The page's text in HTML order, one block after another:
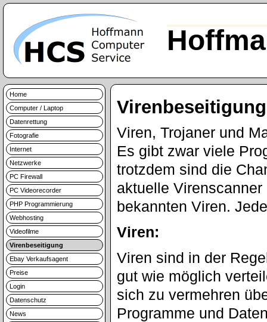
Home
Computer / Laptop
Datenrettung
Fotografie
Internet
Netzwerke
PC Firewall
PC Videorecorder
PHP Programmierung
Webhosting
Videofilme
Virenbeseitigung
Ebay Verkaufsagent
Preise
Login
Datenschutz
News
Viren, Trojaner und
Es gibt zwar viele
trotzdem sind die
aktuelle
bekannten Viren.
Viren:
Viren sind in der
gut wie möglich
sich zu vermehren
Programme und